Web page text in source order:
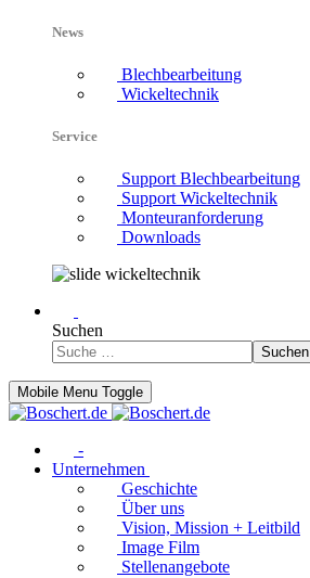
News
Blechbearbeitung
Wickeltechnik
Service
Support Blechbearbeitung
Support Wickeltechnik
Monteuranforderung
Downloads
Suchen
Suchen
Mobile Menu Toggle
-
Unternehmen
Geschichte
Über uns
Vision, Mission + Leitbild
Image Film
Stellenangebote